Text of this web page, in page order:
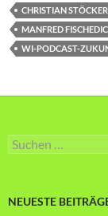
CHRISTIAN STÖCKER
MANFRED
WI-PODCAST-
Suche
nach:
NEUESTE